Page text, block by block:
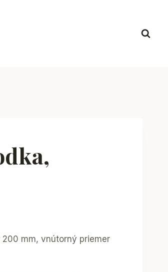
mm, vnútorný priemer